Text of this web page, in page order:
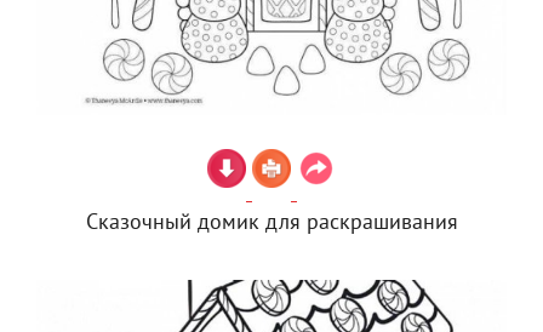
Сказочный домик для раскрашивания